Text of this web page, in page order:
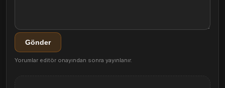
Gönder
Yorumlar editör onayından sonra yayınlanır.